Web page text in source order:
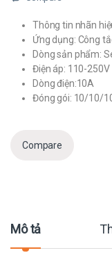
Thông tin nhãn
Ứng dụng: Công
Dòng sản phẩm:
Điện áp: 110-250V
Dòng điện:10A
Đóng gói: 10/10/
Compare
Mô tả